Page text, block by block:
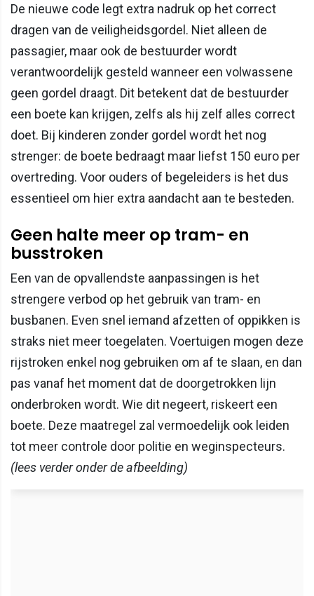
De nieuwe code legt extra nadruk op het correct
dragen van de veiligheidsgordel. Niet alleen de
passagier, maar ook de bestuurder wordt
verantwoordelijk gesteld wanneer een volwassene
geen gordel draagt. Dit betekent dat de bestuurder
een boete kan krijgen, zelfs als hij zelf alles correct
doet. Bij kinderen zonder gordel wordt het nog
strenger: de boete bedraagt maar liefst 150 euro per
overtreding. Voor ouders of begeleiders is het dus
essentieel om hier extra aandacht aan te besteden.
Geen halte meer op tram- en
busstroken
Een van de opvallendste aanpassingen is het
strengere verbod op het gebruik van tram- en
busbanen. Even snel iemand afzetten of oppikken is
straks niet meer toegelaten. Voertuigen mogen deze
rijstroken enkel nog gebruiken om af te slaan, en dan
pas vanaf het moment dat de doorgetrokken lijn
onderbroken wordt. Wie dit negeert, riskeert een
boete. Deze maatregel zal vermoedelijk ook leiden
tot meer controle door politie en weginspecteurs.
(lees verder onder de afbeelding)